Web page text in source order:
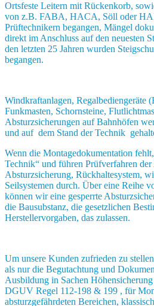
Ortsfeste Leitern mit Rückenkorb,
von z.B. FABA, HACA, Söll oder
Prüftechnikern begangen, Mängel
direkt im Anschluss auf den neuesten
den letzten 25 Jahren wurden
begangen.
Windkraftanlagen, Regalbediengeräte
Funkmasten, Schornsteine,
Absturzsicherungen auf Bahnhöfen
und auf dem Stand der Technik
Wenn die Montagedokumentation
Technik“ und führen Prüfverfahren
Absturzsicherung, Rückhaltesystem,
Seilsystemen durch. Über eine Reihe
können wir eine gesperrte
die Bausubstanz, die gesetzlichen
Herstellervorgaben, das zulassen.
Um unsere Kunden zufrieden zu
als nur die Begutachtung und
Ausbildung in Sachen
DGUV Regel 112-198 & 199 , für
absturzgefährdeten Bereichen,